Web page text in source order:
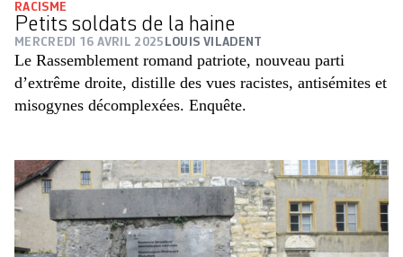
RACISME
Petits soldats de la haine
MERCREDI 16 AVRIL 2025 LOUIS VILADENT
Le Rassemblement romand patriote, nouveau parti
d’extrême droite, distille des vues racistes, antisémites et
misogynes décomplexées. Enquête.